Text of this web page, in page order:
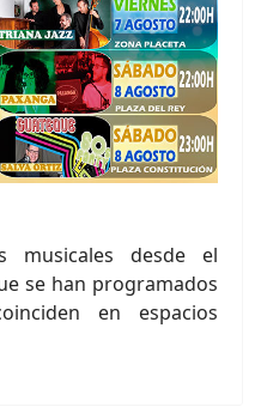
musicales desde el
se han programados
en espacios